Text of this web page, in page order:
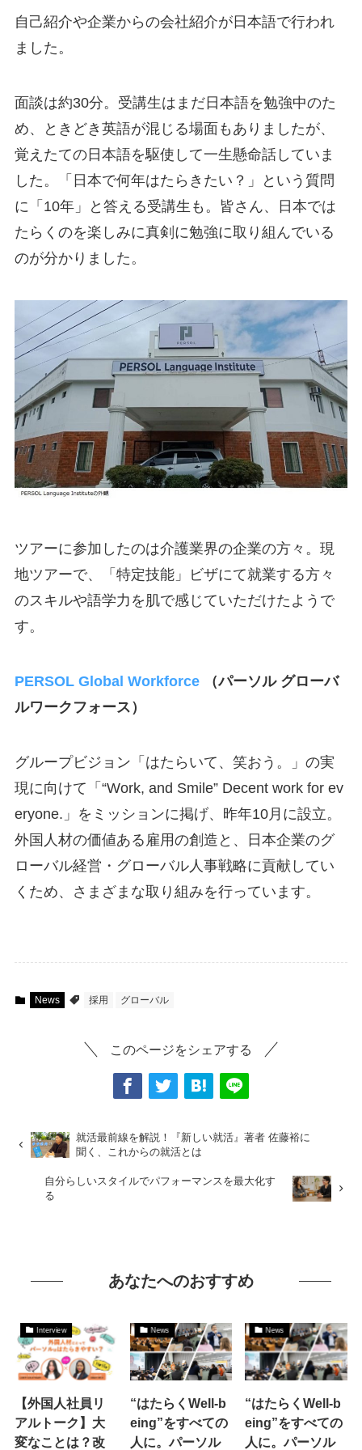
自己紹介や企業からの会社紹介が日本語で行われ
ました。
面談は約30分。受講生はまだ日本語を勉強中のた
め、ときどき英語が混じる場面もありましたが、
覚えたての日本語を駆使して一生懸命話していま
した。「日本で何年はたらきたい？」という質問
に「10年」と答える受講生も。皆さん、日本では
たらくのを楽しみに真剣に勉強に取り組んでいる
のが分かりました。
ツアーに参加したのは介護業界の企業の方々。現
地ツアーで、「特定技能」ビザにて就業する方々
のスキルや語学力を肌で感じていただけたようで
す。
PERSOL Global Workforce（パーソル グローバ
ルワークフォース）
グループビジョン「はたらいて、笑おう。」の実
現に向けて「“Work, and Smile” Decent work for ev
eryone.」をミッションに掲げ、昨年10月に設立。
外国人材の価値ある雇用の創造と、日本企業のグ
ローバル経営・グローバル人事戦略に貢献してい
くため、さまざまな取り組みを行っています。
News 採用 グローバル
このページをシェアする
就活最前線を解説！『新しい就活』著者 佐藤裕に
聞く、これからの就活とは
自分らしいスタイルでパフォーマンスを最大化す
る
あなたへのおすすめ
Interview
【外国人社員リ
アルトーク】大
変なことは？改
News
“はたらくWell-b
eing”をすべての
人に。パーソル
News
“はたらくWell-b
eing”をすべての
人に。パーソル